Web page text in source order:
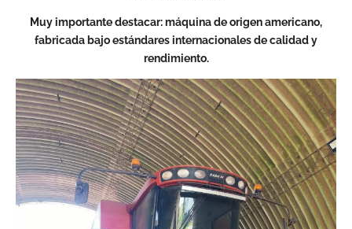
Muy importante destacar: máquina de origen americano,
fabricada bajo estándares internacionales de calidad y
rendimiento.